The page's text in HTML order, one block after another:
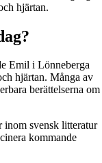
hjärtan.
Emil i Lönneberga
hjärtan. Många av
berättelserna om
svensk litteratur
kommande